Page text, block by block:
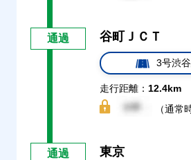
通過 谷町ＪＣＴ
3号渋
走行距離： 12.4km
（通常
通過 東京